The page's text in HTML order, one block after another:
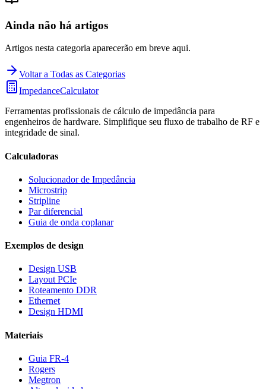
Ainda não há artigos
Artigos nesta categoria aparecerão em breve aqui.
Voltar a Todas as Categorias
ImpedanceCalculator
Ferramentas profissionais de cálculo de impedância para
engenheiros de hardware. Simplifique seu fluxo de trabalho de RF e
integridade de sinal.
Calculadoras
Solucionador de Impedância
Microstrip
Stripline
Par diferencial
Guia de onda coplanar
Exemplos de design
Design USB
Layout PCIe
Roteamento DDR
Ethernet
Design HDMI
Materiais
Guia FR-4
Rogers
Megtron